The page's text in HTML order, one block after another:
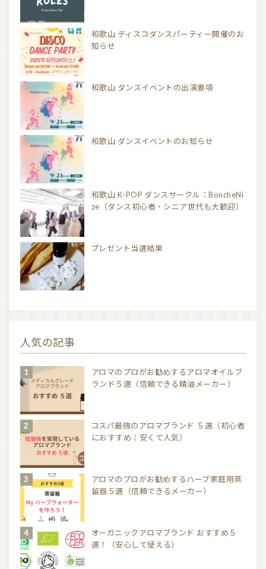
和歌山 ディスコダンスパーティー開催のお
知らせ
和歌山 ダンスイベントの出演要項
和歌山 ダンスイベントのお知らせ
和歌山 K-POP ダンスサークル：BoncheNi
ze（ダンス初心者・シニア世代も大歓迎）
プレゼント当選結果
人気の記事
アロマのプロがお勧めするアロマオイルブ
ランド５選（信頼できる精油メーカー）
コスパ最強のアロマブランド ５選（初心者
におすすめ｜安くて人気）
アロマのプロがお勧めするハーブ家庭用蒸
留器５選（信頼できるメーカー）
オーガニックアロマブランド おすすめ５
選！（安心して使える）